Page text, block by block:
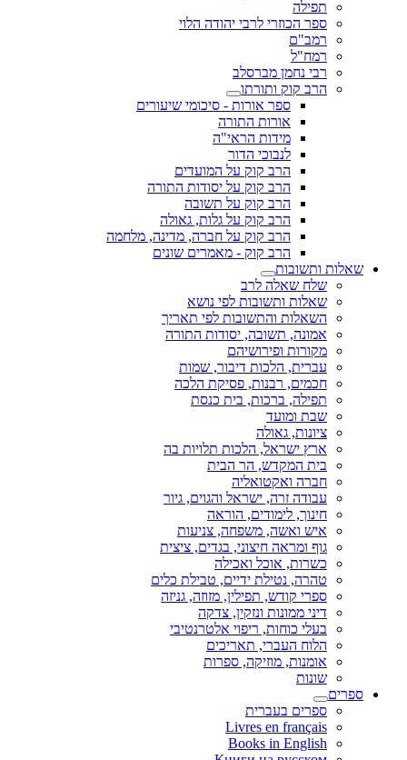
תפילה
ספר הכוזרי לרבי יהודה הלוי
רמב"ם
רמח"ל
רבי נחמן מברסלב
הרב קוק ותורתו
ספר אורות - סיכומי שיעורים
אורות התורה
מידות הראי"ה
לנבוכי הדור
הרב קוק על המועדים
הרב קוק על יסודות התורה
הרב קוק על תשובה
הרב קוק על גלות, גאולה
הרב קוק על חברה, מדינה, מלחמה
הרב קוק - מאמרים שונים
שאלות ותשובות
שלח שאלה לרב
שאלות ותשובות לפי נושא
השאלות והתשובות לפי תאריך
אמונה, תשובה, יסודות התורה
מקורות ופירושיהם
עברית, הלכות דיבור, שמות
חכמים, רבנות, פסיקת הלכה
תפילה, ברכות, בית כנסת
שבת ומועד
ציונות, גאולה
ארץ ישראל, הלכות תלויות בה
בית המקדש, הר הבית
חברה ואקטואליה
עבודה זרה, ישראל והגוים, גיור
חינוך, לימודים, הוראה
איש ואשה, משפחה, צניעות
גוף ומראה חיצוני, בגדים, ציצית
כשרות, אוכל ואכילה
טהרה, נטילת ידיים, טבילת כלים
ספרי קודש, תפילין, מזוזה, גניזה
דיני ממונות ונזקין, צדקה
בעלי כוחות, ריפוי אלטרנטיבי
הלוח העברי, תאריכים
אומנות, מוזיקה, ספרות
שונות
ספרים
ספרים בעברית
Livres en français
Books in English